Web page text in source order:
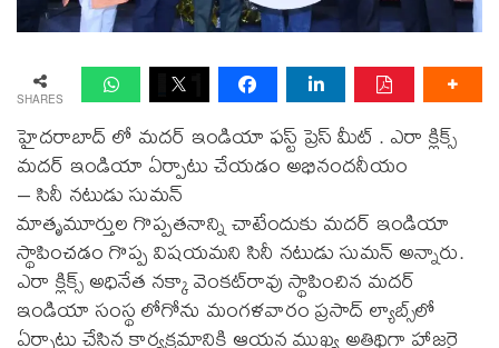
SHARES
హైదరాబాద్ లో మదర్ ఇండియా ఫస్ట్ ప్రెస్ మీట్ . ఎరా క్లిక్స్
మదర్‌ ఇండియా ఏర్పాటు చేయడం అభినందనీయం
– సినీ నటుడు సుమన్‌
మాతృమూర్తుల గొప్పతనాన్ని చాటేందుకు మదర్‌ ఇండియా
స్థాపించడం గొప్ప విషయమని సినీ నటుడు సుమన్‌ అన్నారు.
ఎరా క్లిక్స్‌ అధినేత నక్కా వెంకట్‌రావు స్థాపించిన మదర్‌
ఇండియా సంస్థ లోగోను మంగళవారం ప్రసాద్‌ ల్యాబ్స్‌లో
ఏర్పాటు చేసిన కార్యక్రమానికి ఆయన ముఖ్య అతిథిగా హాజరై